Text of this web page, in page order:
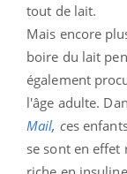
tout de lait.
Mais encore
boire du lait
également
l'âge adulte.
Mail, ces
se sont en effet